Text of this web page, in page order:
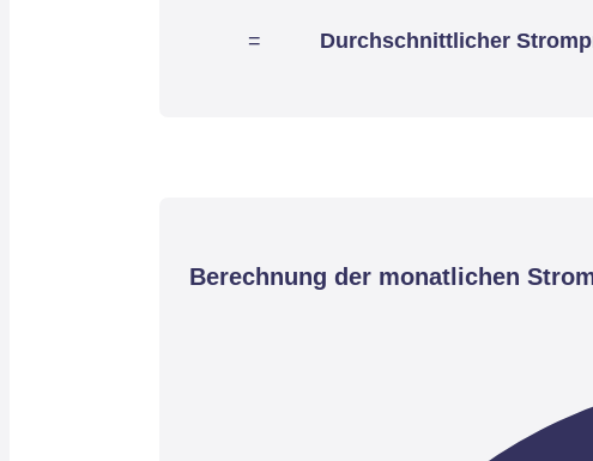
= Durchschnittlicher
Berechnung der monatlichen